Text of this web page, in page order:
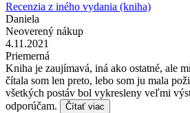
Recenzia z iného vydania (kniha)
Daniela
Neoverený nákup
4.11.2021
Priemerná
Kniha je zaujímavá, iná ako ostatné, ale
čítala som len preto, lebo som ju mala
všetkých postáv bol vykresleny veľmi
odporúčam.
Čítať viac